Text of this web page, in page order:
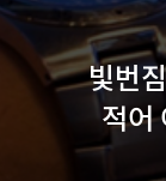
빛번
적어